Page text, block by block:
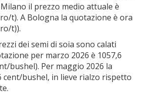
il prezzo medio attuale è
t). A Bologna la quotazione è ora
t)).
dei semi di soia sono calati
per marzo 2026 è 1057,6
bushel). Per maggio 2026 la
cent/bushel, in lieve rialzo rispetto